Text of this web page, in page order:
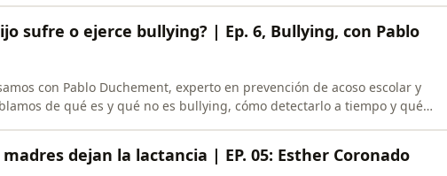
publicar&nbsp;Criar Junto
sufre o ejerce bullying? | Ep. 6, Bullying, con Pablo
con Pablo Duchement, experto en prevención de acoso escolar y
de qué es y qué no es bullying, cómo detectarlo a tiempo y qué
enc
dejan la lactancia | EP. 05: Esther Coronado